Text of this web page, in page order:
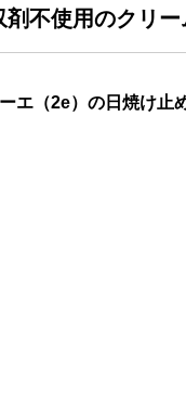
不使用のクリー
ーエ（2e）の日焼け止